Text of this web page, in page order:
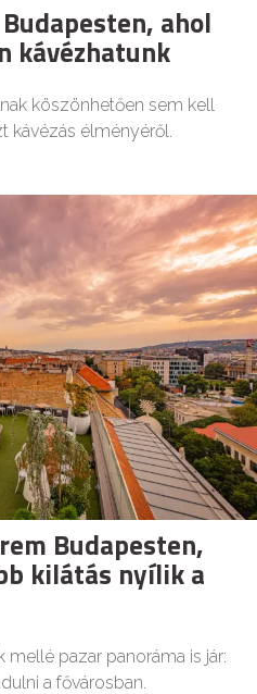
ahol
kávézhatunk
köszönhetően sem kell
kávézás élményéről.
Budapesten,
kilátás nyílik a
pazar panoráma is jár:
a fővárosban.